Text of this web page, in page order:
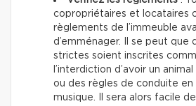
copropriétaires et locataires
règlements de l’immeuble
d’emménager. Il se peut que
strictes soient inscrites
l’interdiction d’avoir un
ou des règles de conduite
musique. Il sera alors facile